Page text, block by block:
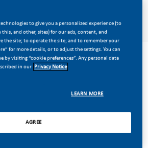
και Συμμόρφωσης
to give you a personalized experience (to
and other, sites) for our ads, content, and
the site; to operate the site; and to remember your
for more details, or to adjust the settings. You can
by visiting “cookie preferences”. Any personal data
in our Privacy Notice
LEARN MORE
AGREE